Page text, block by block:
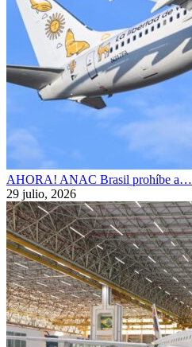
AHORA! ANAC Brasil prohíbe a…
29 julio, 2026